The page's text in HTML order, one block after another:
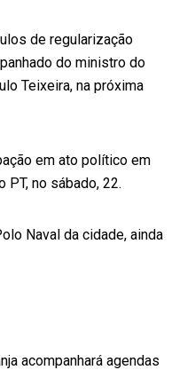
de regularização
do ministro do
Teixeira, na próxima
em ato político em
PT, no sábado, 22.
Naval da cidade, ainda
acompanhará agendas